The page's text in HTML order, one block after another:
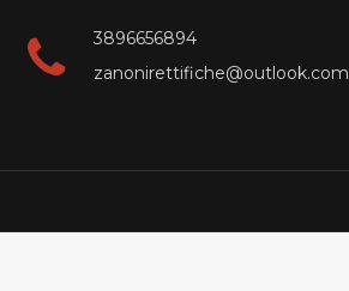
3896656894
zanonirettifiche@outlook.com